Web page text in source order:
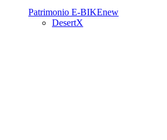
Patrimonio E-BIKEnew
DesertX